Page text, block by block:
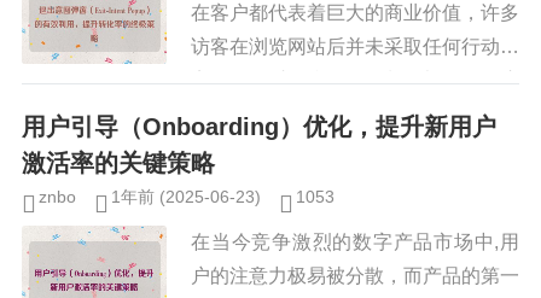
在客户都代表着巨大的商业价值，许多
访客在浏览网站后并未采取任何行动就
离开了，这无疑是一种巨大的资源浪
费，为了减少这种流失，营销人员开发
了多种策略，其中退出意图弹窗（E...
用户引导（Onboarding）优化，提升新用户
激活率的关键策略
znbo 1年前 (2025-06-23) 1053
在当今竞争激烈的数字产品市场中,用
户的注意力极易被分散，而产品的第一